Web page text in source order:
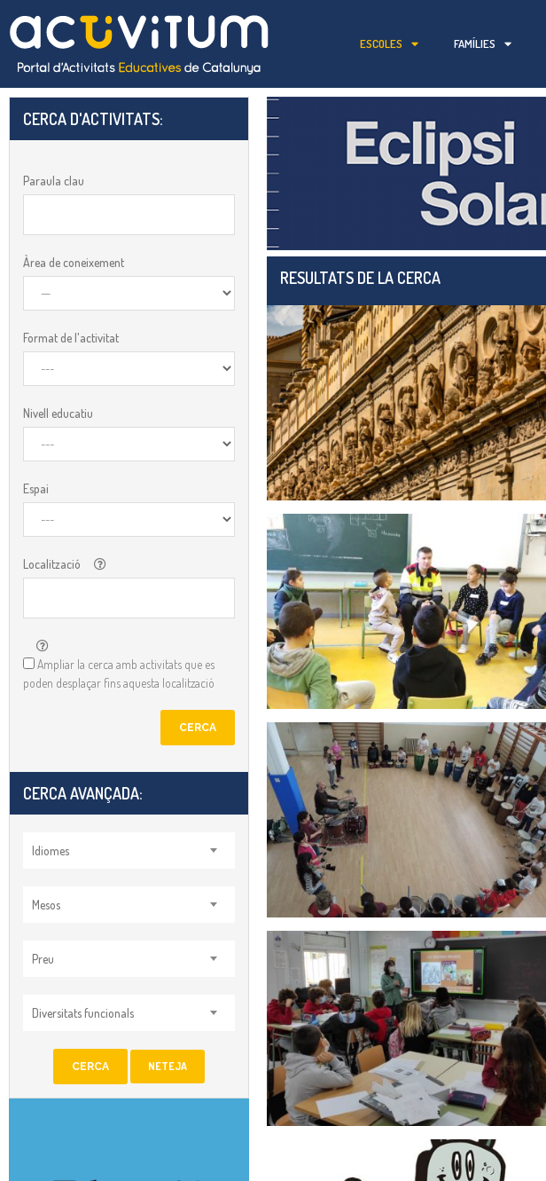
ESCOLES FAMÍLIES
CERCA D'ACTIVITATS:​
Paraula clau
Àrea de coneixement
Format de l'activitat
Nivell educatiu
Espai
Localització
Ampliar la cerca amb activitats que es
poden desplaçar fins aquesta localització
CERCA
CERCA AVANÇADA:​
Idiomes
Mesos
Preu
Diversitats funcionals
CERCA NETEJA
RESULTATS DE LA CERCA